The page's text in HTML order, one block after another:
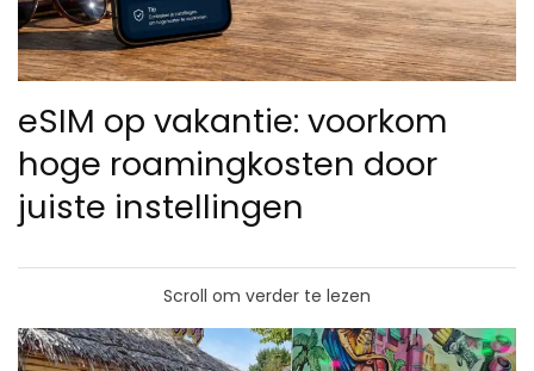
eSIM op vakantie: voorkom
hoge roamingkosten door
juiste instellingen
Scroll om verder te lezen